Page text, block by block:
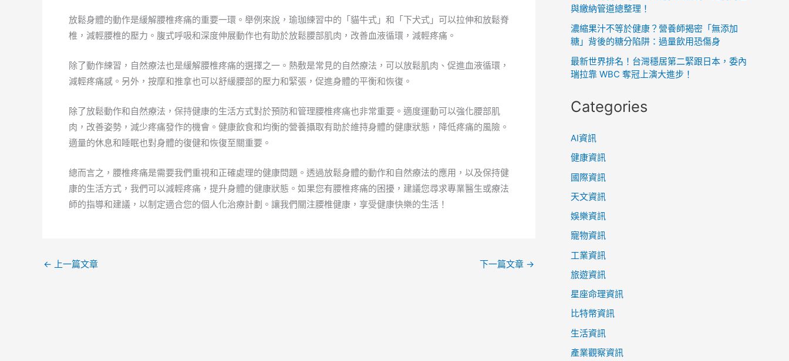
放鬆身體的動作是緩解腰椎疼痛的重要一環。舉例來說，瑜珈練習中的「貓牛式」和「下犬式」可以拉伸和放鬆脊
椎，減輕腰椎的壓力。腹式呼吸和深度伸展動作也有助於放鬆腰部肌肉，改善血液循環，減輕疼痛。
除了動作練習，自然療法也是緩解腰椎疼痛的選擇之一。熱敷是常見的自然療法，可以放鬆肌肉、促進血液循環，
減輕疼痛感。另外，按摩和推拿也可以舒緩腰部的壓力和緊張，促進身體的平衡和恢復。
除了放鬆動作和自然療法，保持健康的生活方式對於預防和管理腰椎疼痛也非常重要。適度運動可以強化腰部肌
肉，改善姿勢，減少疼痛發作的機會。健康飲食和均衡的營養攝取有助於維持身體的健康狀態，降低疼痛的風險。
適量的休息和睡眠也對身體的復健和恢復至關重要。
總而言之，腰椎疼痛是需要我們重視和正確處理的健康問題。透過放鬆身體的動作和自然療法的應用，以及保持健
康的生活方式，我們可以減輕疼痛，提升身體的健康狀態。如果您有腰椎疼痛的困擾，建議您尋求專業醫生或療法
師的指導和建議，以制定適合您的個人化治療計劃。讓我們關注腰椎健康，享受健康快樂的生活！
← 上一篇文章 下一篇文章 →
與繳納管道總整理！
濃縮果汁不等於健康？營養師揭密「無添加
糖」背後的糖分陷阱：過量飲用恐傷身
最新世界排名！台灣穩居第二緊跟日本，委內
瑞拉靠 WBC 奪冠上演大進步！
Categories
AI資訊
健康資訊
國際資訊
天文資訊
娛樂資訊
寵物資訊
工業資訊
旅遊資訊
星座命理資訊
比特幣資訊
生活資訊
產業觀察資訊